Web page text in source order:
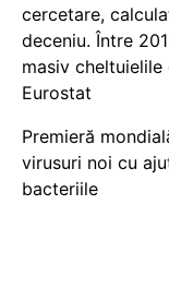
cercetare,
deceniu. Între
masiv
Eurostat
Premieră
virusuri noi cu
bacteriile